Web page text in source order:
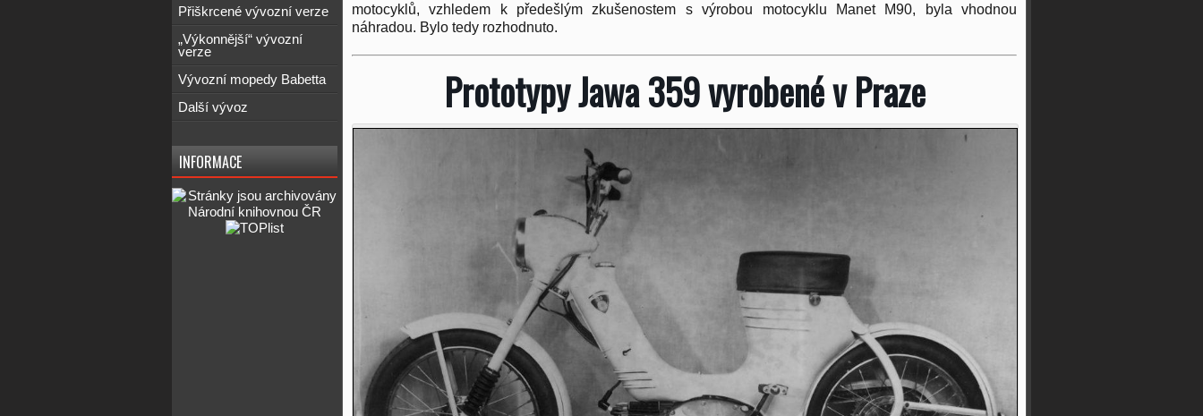
motocyklů, vzhledem k předešlým zkušenostem s výrobou motocyklu Manet M90, byla vhodnou
náhradou. Bylo tedy rozhodnuto.
Prototypy Jawa 359 vyrobené v Praze
Přiškrcené vývozní verze
„Výkonnější“ vývozní
verze
Vývozní mopedy Babetta
Další vývoz
INFORMACE